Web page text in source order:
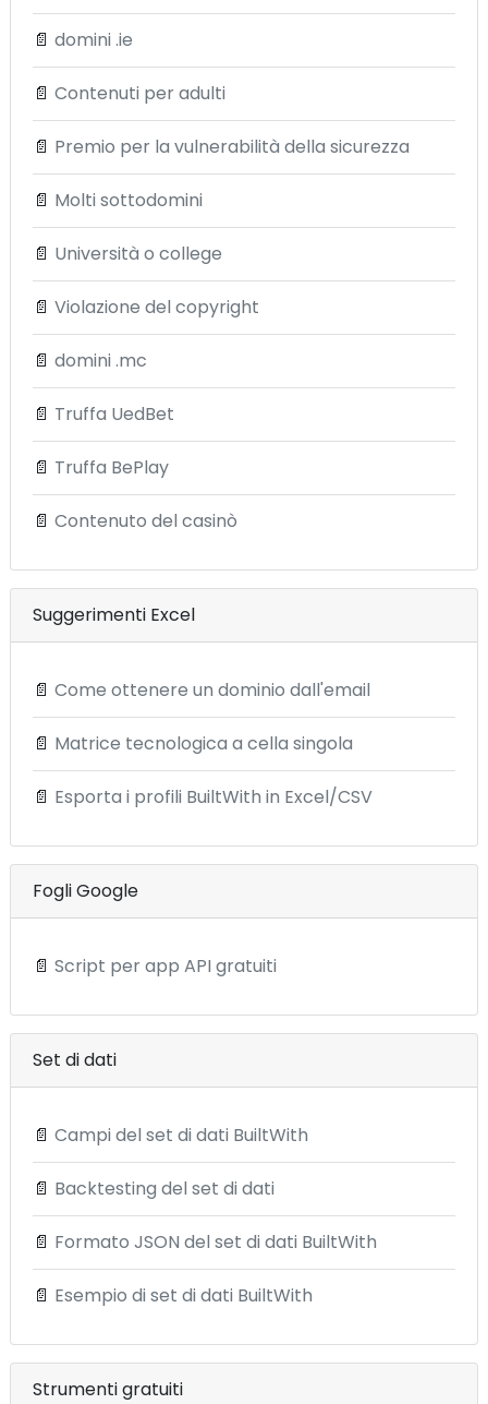
📄 domini .ie
📄 Contenuti per adulti
📄 Premio per la vulnerabilità della sicurezza
📄 Molti sottodomini
📄 Università o college
📄 Violazione del copyright
📄 domini .mc
📄 Truffa UedBet
📄 Truffa BePlay
📄 Contenuto del casinò
Suggerimenti Excel
📄 Come ottenere un dominio dall'email
📄 Matrice tecnologica a cella singola
📄 Esporta i profili BuiltWith in Excel/CSV
Fogli Google
📄 Script per app API gratuiti
Set di dati
📄 Campi del set di dati BuiltWith
📄 Backtesting del set di dati
📄 Formato JSON del set di dati BuiltWith
📄 Esempio di set di dati BuiltWith
Strumenti gratuiti